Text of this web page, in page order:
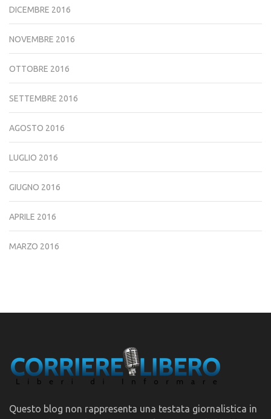
DICEMBRE 2016
NOVEMBRE 2016
OTTOBRE 2016
SETTEMBRE 2016
AGOSTO 2016
LUGLIO 2016
GIUGNO 2016
APRILE 2016
MARZO 2016
Questo blog non rappresenta una testata giornalistica in